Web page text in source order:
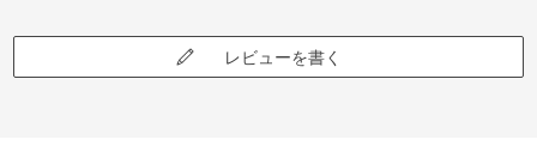
レビューを書く